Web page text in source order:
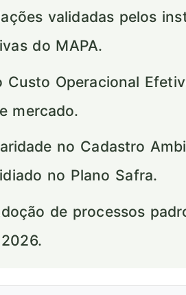
validadas pelos
do MAPA.
Operacional
mercado.
no Cadastro
no Plano Safra.
de processos